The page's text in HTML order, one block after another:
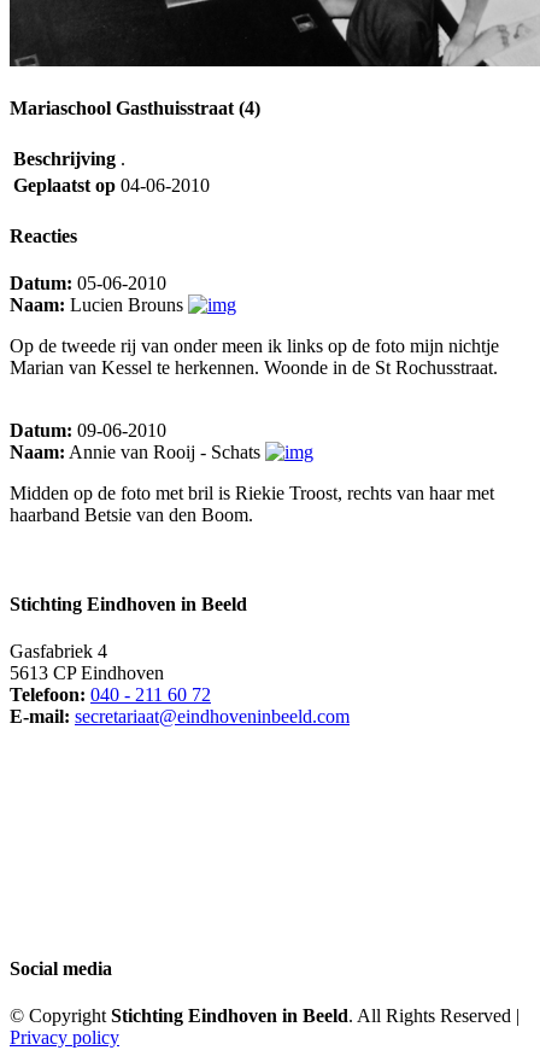
Mariaschool Gasthuisstraat (4)
Beschrijving .
Geplaatst op 04-06-2010
Reacties
Datum: 05-06-2010
Naam: Lucien Brouns
Op de tweede rij van onder meen ik links op de foto mijn nichtje
Marian van Kessel te herkennen. Woonde in de St Rochusstraat.
Datum: 09-06-2010
Naam: Annie van Rooij - Schats
Midden op de foto met bril is Riekie Troost, rechts van haar met
haarband Betsie van den Boom.
Stichting Eindhoven in Beeld
Gasfabriek 4
5613 CP Eindhoven
Telefoon: 040 - 211 60 72
E-mail: secretariaat@eindhoveninbeeld.com
Social media
© CopyrightStichting Eindhoven in Beeld. All Rights Reserved |
Privacy policy